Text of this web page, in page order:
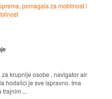
pomagala za mobilnost i
krupnije osobe , navigator air
hodalici je sve ispravno. Ima
trajnim ...